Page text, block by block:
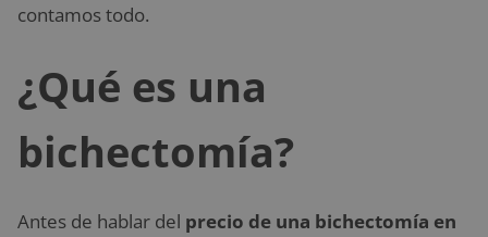
contamos todo.
¿Qué es una
bichectomía?
Antes de hablar del precio de una bichectomía en